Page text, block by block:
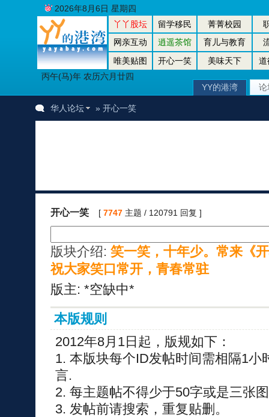
丫丫股坛 留学移民 菁菁校园
网亲互动
逍遥茶馆 育儿与教育
唯美贴图
开心一笑 美味天下
道
丙午(马)年 农历六月廿四
2026年8月6日 星期四
YY的港湾 论
华人论坛 » 开心一笑
开心一笑 [ 7747主题 / 120791 回复 ]
版块介绍: 笑一笑，十年少。常来《
祝大家笑口常开，青春常驻
版主: *空缺中*
本版规则
2012年8月1日起，版规如下：
1. 本版块每个ID发帖时间需相隔1小
言.
2. 每主题帖不得少于50字或是三张
3. 发帖前请搜索，重复贴删。